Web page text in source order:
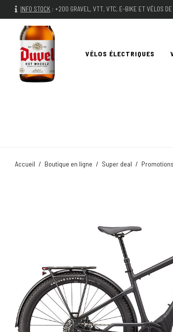
INFO STOCK : +200 GRAVEL, VTT, VTC, E-BIKE ET VÉLOS
VÉLOS ÉLECTRIQUES
Accueil / Boutique en ligne / Super deal / Promotions